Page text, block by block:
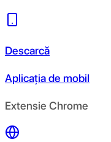
Descarcă
Aplicația de mobil
Extensie Chrome